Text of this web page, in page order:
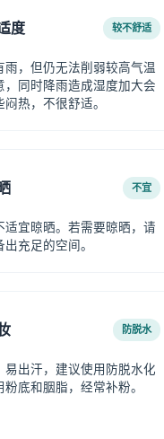
度 较不舒适
雨，但仍无法削弱较高气温
，同时降雨造成湿度加大会
热，不很舒适。
不宜
适宜晾晒。若需要晾晒，请
充足的空间。
防脱水
易出汗，建议使用防脱水化
底和胭脂，经常补粉。